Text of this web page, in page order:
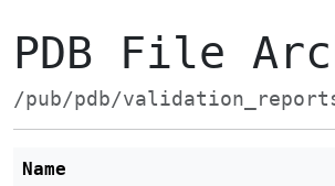
PDB File
/pub/pdb/
Name